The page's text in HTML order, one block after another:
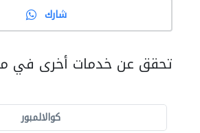
شارك
تحقق عن خدمات أخرى في
كوالالمبور